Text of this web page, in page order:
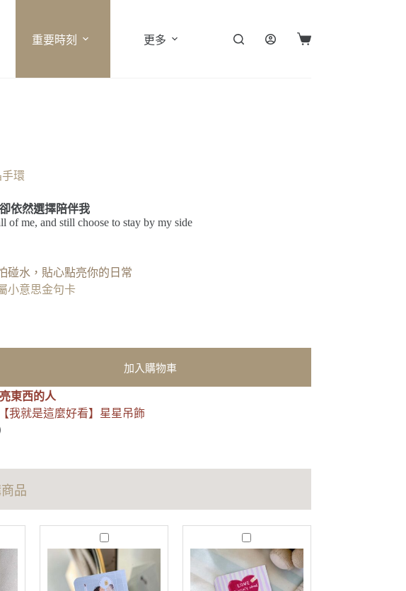
重要時刻 更多
購
環
依然選擇陪伴我
of me, and still choose to stay by my side
碰水，貼心點亮你的日常
小意思金句卡
加入購物車
東西的人
我就是這麼好看】星星吊飾
品
J
u
s
t
B
T
r
u
s
t